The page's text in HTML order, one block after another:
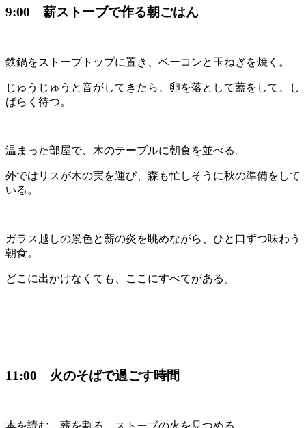
9:00 薪ストーブで作る朝ごはん
鉄鍋をストーブトップに置き、ベーコンと玉ねぎを焼く。
じゅうじゅうと音がしてきたら、卵を落として蓋をして、し
ばらく待つ。
温まった部屋で、木のテーブルに朝食を並べる。
外ではリスが木の実を運び、森も忙しそうに秋の準備をして
いる。
ガラス越しの景色と薪の炎を眺めながら、ひと口ずつ味わう
朝食。
どこに出かけなくても、ここにすべてがある。
11:00 火のそばで過ごす時間